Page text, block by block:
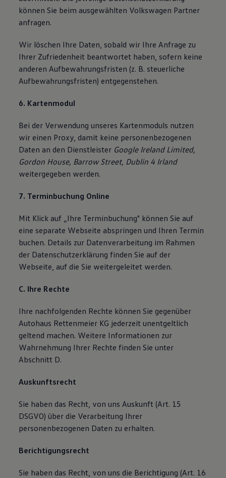
können Sie beim ausgewählten Volkswagen Partner
anfragen.
Wir löschen Ihre Daten, sobald wir Ihre Anfrage zu
Ihrer Zufriedenheit beantwortet haben, sofern keine
anderen Aufbewahrungsfristen (z. B. steuerliche
Aufbewahrungsfristen) entgegenstehen.
6. Kartenmodul
Bei der Verwendung unseres Kartenmoduls nutzen
wir einen Proxy, damit keine personenbezogenen
Daten an den Dienstleister Google Ireland Limited,
Gordon House, Barrow Street, Dublin 4 Irland
weitergegeben werden.
7. Terminbuchung Online
Mit Klick auf „Ihre Terminbuchung" können Sie auf
eine separate Webseite abspringen und Ihren Termin
buchen. Details zur Datenverarbeitung im Rahmen
der Datenschutzerklärung finden Sie auf der
Webseite, auf die Sie weitergeleitet werden.
C. Ihre Rechte
Ihre nachfolgenden Rechte können Sie gegenüber
Autohaus Rettenmeier KG jederzeit unentgeltlich
geltend machen. Weitere Informationen zur
Wahrnehmung Ihrer Rechte finden Sie unter
Abschnitt D.
Auskunftsrecht
Sie haben das Recht, von uns Auskunft (Art. 15
DSGVO) über die Verarbeitung Ihrer
personenbezogenen Daten zu erhalten.
Berichtigungsrecht
Sie haben das Recht, von uns die Berichtigung (Art. 16